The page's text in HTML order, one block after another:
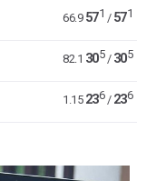
66.9 571 / 571
82.1 305/ 305
1.15 236/ 236